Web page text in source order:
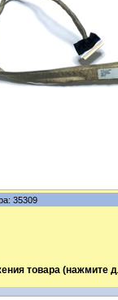
35309
товара (нажмите